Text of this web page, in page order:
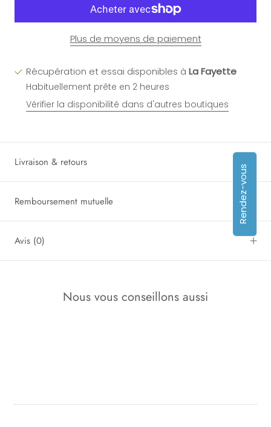
Rendez-vous
Plus de moyens de paiement
Récupération et essai disponibles à La Fayette
Habituellement prête en 2 heures
Vérifier la disponibilité dans d'autres boutiques
Livraison & retours
Remboursement mutuelle
Avis (0)
Nous vous conseillons aussi